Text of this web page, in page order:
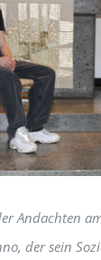
Andachten
der sein